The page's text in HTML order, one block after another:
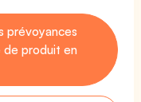
prévoyances
de produit en